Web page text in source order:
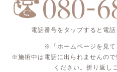
電話番号をタップすると電
※「ホームページを見て
※施術中は電話に出られませんの
ください。折り返し